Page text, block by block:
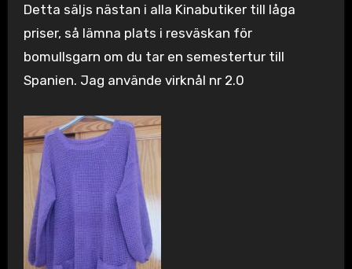
Detta säljs nästan i alla Kinabutiker till låga
priser, så lämna plats i resväskan för
bomullsgarn om du tar en semestertur till
Spanien. Jag använde virknål nr 2.0